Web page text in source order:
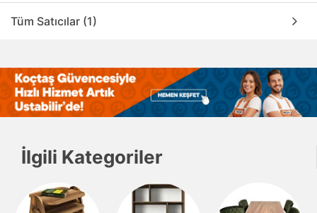
Tüm Satıcılar (1)
İlgili Kategoriler